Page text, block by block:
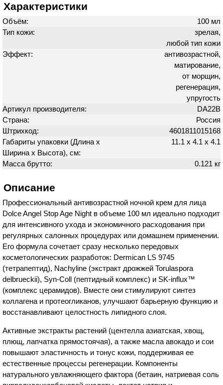
Характеристики
Объём:
100 мл
Тип кожи:
зрелая,
любой тип кожи
Эффект:
антивозрастной,
матирование,
от морщин,
регенерация,
упругость
Артикул производителя:
DA22B
Страна:
Россия
Штрихкод:
4601811015168
Габариты упаковки (Длина х
Ширина х Высота), см:
11.1 х 4.1 х 4.1
Масса брутто: 0.121 кг
Описание
Профессиональный антивозрастной ночной крем для лица
Dolce Angel Stop Age Night в объеме 100 мл идеально подходит
для интенсивного ухода и экономичного расходования при
регулярных салонных процедурах или домашнем применении.
Его формула сочетает сразу несколько передовых
косметологических разработок: Dermican LS 9745
(тетрапептид), Nachyline (экстракт дрожжей Torulaspora
delbrueckii), Syn-Coll (пептидный комплекс) и SK-influx™
(комплекс церамидов). Вместе они стимулируют синтез
коллагена и протеогликанов, улучшают барьерную функцию и
восстанавливают целостность липидного слоя.
Активные экстракты растений (центелла азиатская, хвощ,
плющ, лапчатка прямостоячая), а также масла авокадо и сои
повышают эластичность и тонус кожи, поддерживая ее
естественные процессы регенерации. Компоненты
натурального увлажняющего фактора (бетаин, натриевая соль